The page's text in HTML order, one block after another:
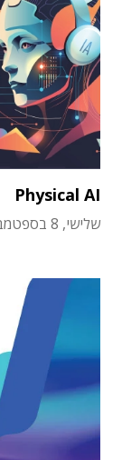
Physical AI
שלישי, 8 בספטמבר 2026